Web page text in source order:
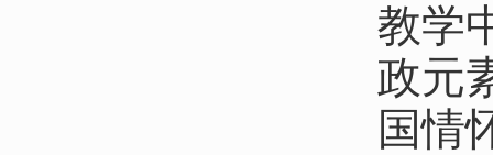
教学
政元
国情